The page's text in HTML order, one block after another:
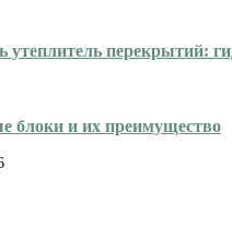
утеплитель перекрытий:
блоки и их преимущество